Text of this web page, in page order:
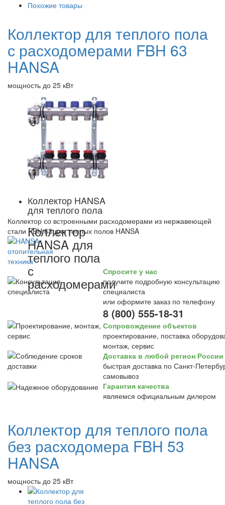
Похожие товары
Коллектор для теплого пола
с расходомерами FBH 63
HANSA
мощность до 25 кВт
Коллектор HANSA
для теплого пола
Коллектор
HANSA для
теплого пола
с
расходомерами
Коллектор со встроенными расходомерами из нержавеющей
стали FBH 63 для теплых полов HANSA
Спросите у нас
получите подробную консультацию
специалиста
или оформите заказ по телефону
8 (800) 555-18-31
Сопровождение объектов
проектирование, поставка
монтаж, сервис
Доставка в любой регион России
быстрая доставка по Санкт-
самовывоз
Гарантия качества
являемся официальным дилером
Коллектор для теплого пола
без расходомера FBH 53
HANSA
мощность до 25 кВт